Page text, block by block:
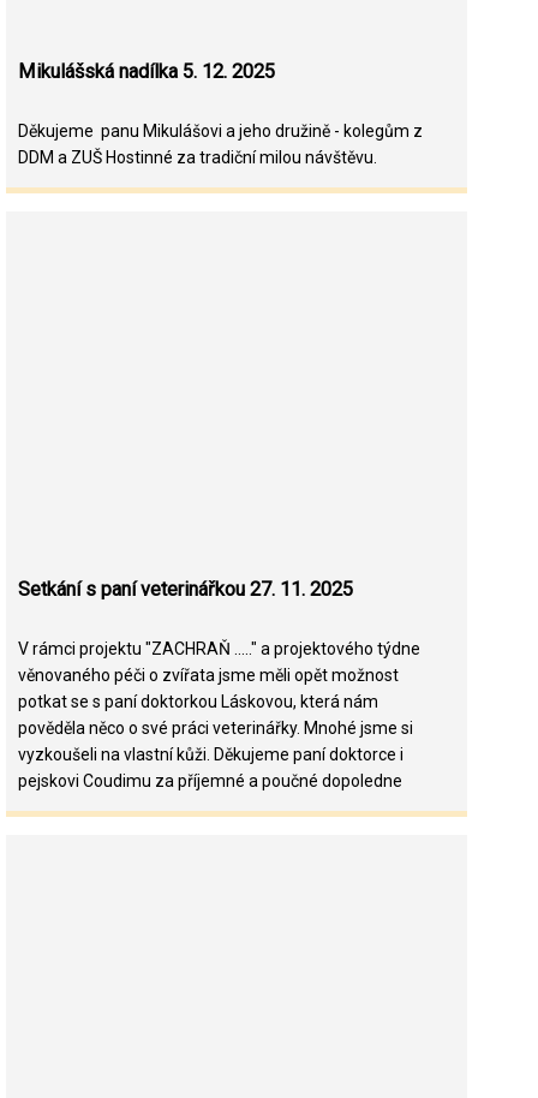
Mikulášská nadílka 5. 12. 2025
Děkujeme panu Mikulášovi a jeho družině - kolegům z
DDM a ZUŠ Hostinné za tradiční milou návštěvu.
Setkání s paní veterinářkou 27. 11. 2025
V rámci projektu "ZACHRAŇ ....." a projektového týdne
věnovaného péči o zvířata jsme měli opět možnost
potkat se s paní doktorkou Láskovou, která nám
pověděla něco o své práci veterinářky. Mnohé jsme si
vyzkoušeli na vlastní kůži. Děkujeme paní doktorce i
pejskovi Coudimu za příjemné a poučné dopoledne